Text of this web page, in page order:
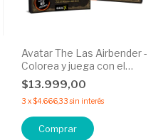
Avatar The Las Airbender -
Colorea y juega con el
maesto del aire.
$13.999,00
3 x$4.666,33 sin interés